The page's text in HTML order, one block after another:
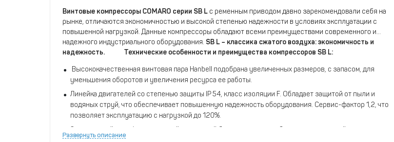
Винтовые компрессоры COMARO серии SB L с ременным приводом давно зарекомендовали себя на
рынке, отличаются экономичностью и высокой степенью надежности в условиях эксплуатации с
повышенной нагрузкой. Данные компрессоры обладают всеми преимуществами современного и
надежного индустриального оборудования. SB L – классика сжатого воздуха: экономичность и
надежность.
Технические особенности и преимущества компрессоров SB L:
Высококачественная винтовая пара Hanbell подобрана увеличенных размеров, с запасом, для
уменьшения оборотов и увеличения ресурса ее работы.
Линейка двигателей со степенью защиты IP 54, класс изоляции F. Обладает защитой от пыли и
водяных струй, что обеспечивает повышенную надежность оборудования. Сервис-фактор 1,2, что
позволяет эксплуатацию с нагрузкой до 120%.
Электронный русифицированный сенсорный блок управления обеспечивает полный контроль
рабочих параметров.
Развернуть описание